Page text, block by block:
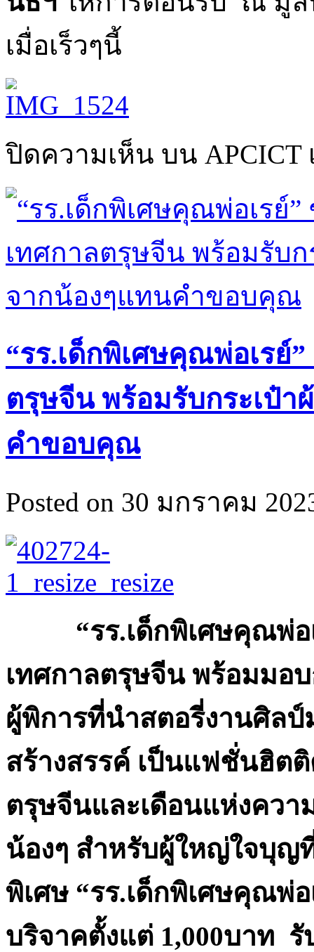
เมื่อเร็วๆนี้
ปิดความเห็น บน
“รร.เด็กพิเศษคุณพ่อเร
ตรุษจีน พร้อมรับกระเป๋
คำขอบคุณ
Posted on 30 มกราคม
“รร.เด็กพิเศษคุณพ่อ
เทศกาลตรุษจีน พร้อมมอบ
ผู้พิการที่นำสตอรี่งานศิล
สร้างสรรค์ เป็นแฟชั่นฮิต
ตรุษจีนและเดือนแห่งคว
น้องๆ สำหรับผู้ใหญ่ใจบุญ
พิเศษ “รร.เด็กพิเศษคุณพ่
บริจาคตั้งแต่ 1,000บาท รั